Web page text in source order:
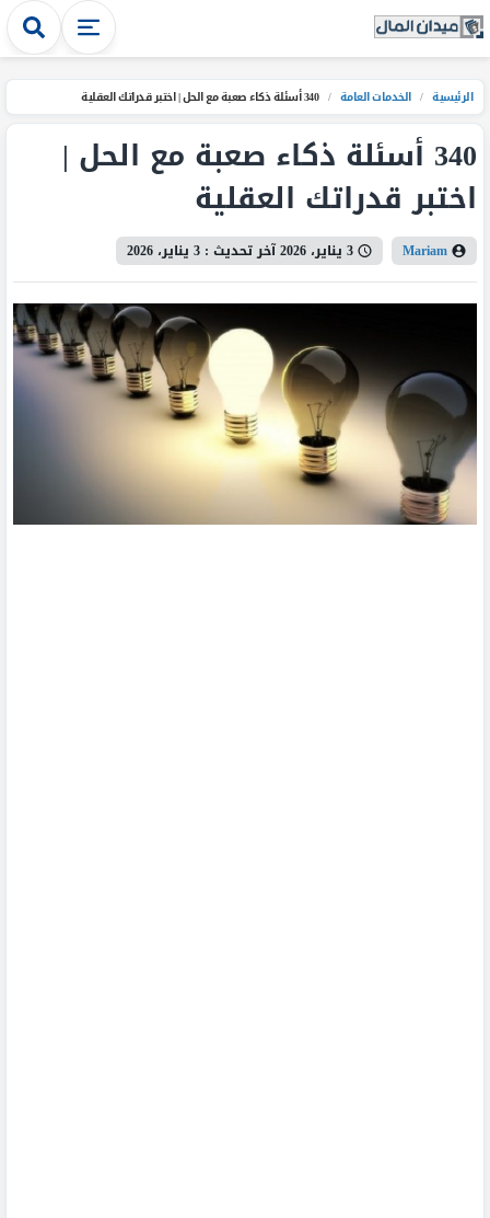
الرئيسية / الخدمات العامة / 340 أسئلة ذكاء صعبة مع الحل | اختبر قدراتك العقلية
340 أسئلة ذكاء صعبة مع الحل |
اختبر قدراتك العقلية
Mariam 3 يناير، 2026 آخر تحديث : 3 يناير، 2026